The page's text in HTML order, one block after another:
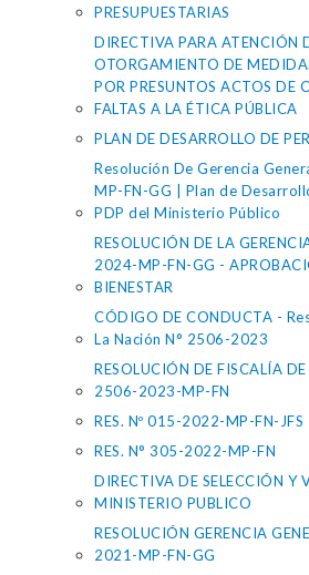
PRESUPUESTARIAS
DIRECTIVA PARA ATENCIÓN
OTORGAMIENTO DE
POR PRESUNTOS ACTOS DE
FALTAS A LA ÉTICA PÚBLICA
PLAN DE DESARROLLO DE
Resolución De Gerencia
MP-FN-GG | Plan de
PDP del Ministerio Público
RESOLUCIÓN DE LA
2024-MP-FN-GG -
BIENESTAR
CÓDIGO DE CONDUCTA -
La Nación N° 2506-2023
RESOLUCIÓN DE FISCALÍA
2506-2023-MP-FN
RES. Nº 015-2022-MP-FN-JFS
RES. N° 305-2022-MP-FN
DIRECTIVA DE SELECCIÓN Y
MINISTERIO PUBLICO
RESOLUCIÓN GERENCIA
2021-MP-FN-GG